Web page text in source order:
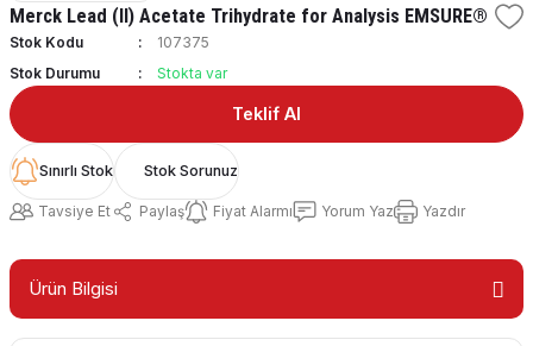
Merck Lead (II) Acetate Trihydrate for Analysis EMSURE®
Stok Kodu
107375
Stok Durumu
Stokta var
Teklif Al
Sınırlı Stok Stok Sorunuz
Tavsiye Et Paylaş Fiyat Alarmı Yorum Yaz Yazdır
Ürün Bilgisi